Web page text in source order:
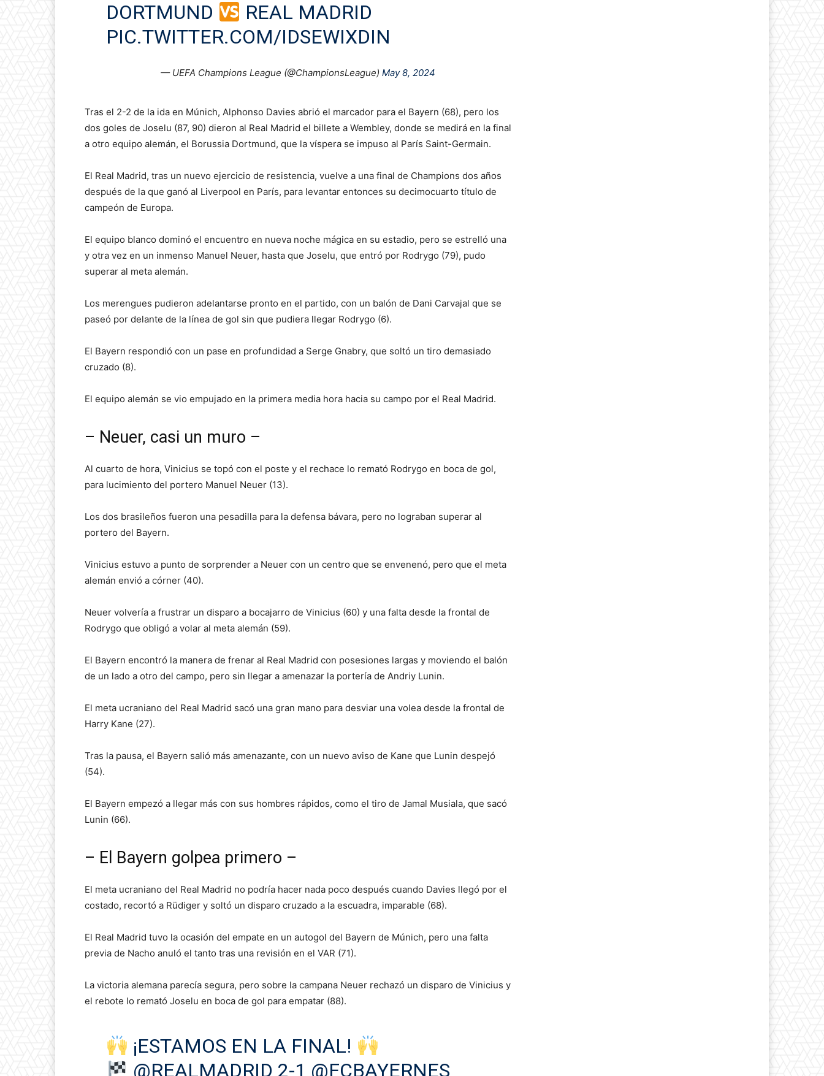
DORTMUND
REAL MADRID
PIC.TWITTER.COM/IDSEWIXDIN
— UEFA Champions League (@ChampionsLeague) May 8, 2024
Tras el 2-2 de la ida en Múnich, Alphonso Davies abrió el marcador para el Bayern (68), pero los
dos goles de Joselu (87, 90) dieron al Real Madrid el billete a Wembley, donde se medirá en la final
a otro equipo alemán, el Borussia Dortmund, que la víspera se impuso al París Saint-Germain.
El Real Madrid, tras un nuevo ejercicio de resistencia, vuelve a una final de Champions dos años
después de la que ganó al Liverpool en París, para levantar entonces su decimocuarto título de
campeón de Europa.
El equipo blanco dominó el encuentro en nueva noche mágica en su estadio, pero se estrelló una
y otra vez en un inmenso Manuel Neuer, hasta que Joselu, que entró por Rodrygo (79), pudo
superar al meta alemán.
Los merengues pudieron adelantarse pronto en el partido, con un balón de Dani Carvajal que se
paseó por delante de la línea de gol sin que pudiera llegar Rodrygo (6).
El Bayern respondió con un pase en profundidad a Serge Gnabry, que soltó un tiro demasiado
cruzado (8).
El equipo alemán se vio empujado en la primera media hora hacia su campo por el Real Madrid.
– Neuer, casi un muro –
Al cuarto de hora, Vinicius se topó con el poste y el rechace lo remató Rodrygo en boca de gol,
para lucimiento del portero Manuel Neuer (13).
Los dos brasileños fueron una pesadilla para la defensa bávara, pero no lograban superar al
portero del Bayern.
Vinicius estuvo a punto de sorprender a Neuer con un centro que se envenenó, pero que el meta
alemán envió a córner (40).
Neuer volvería a frustrar un disparo a bocajarro de Vinicius (60) y una falta desde la frontal de
Rodrygo que obligó a volar al meta alemán (59).
El Bayern encontró la manera de frenar al Real Madrid con posesiones largas y moviendo el balón
de un lado a otro del campo, pero sin llegar a amenazar la portería de Andriy Lunin.
El meta ucraniano del Real Madrid sacó una gran mano para desviar una volea desde la frontal de
Harry Kane (27).
Tras la pausa, el Bayern salió más amenazante, con un nuevo aviso de Kane que Lunin despejó
(54).
El Bayern empezó a llegar más con sus hombres rápidos, como el tiro de Jamal Musiala, que sacó
Lunin (66).
– El Bayern golpea primero –
El meta ucraniano del Real Madrid no podría hacer nada poco después cuando Davies llegó por el
costado, recortó a Rüdiger y soltó un disparo cruzado a la escuadra, imparable (68).
El Real Madrid tuvo la ocasión del empate en un autogol del Bayern de Múnich, pero una falta
previa de Nacho anuló el tanto tras una revisión en el VAR (71).
La victoria alemana parecía segura, pero sobre la campana Neuer rechazó un disparo de Vinicius y
el rebote lo remató Joselu en boca de gol para empatar (88).
¡ESTAMOS EN LA FINAL!
@REALMADRID 2-1 @FCBAYERNES